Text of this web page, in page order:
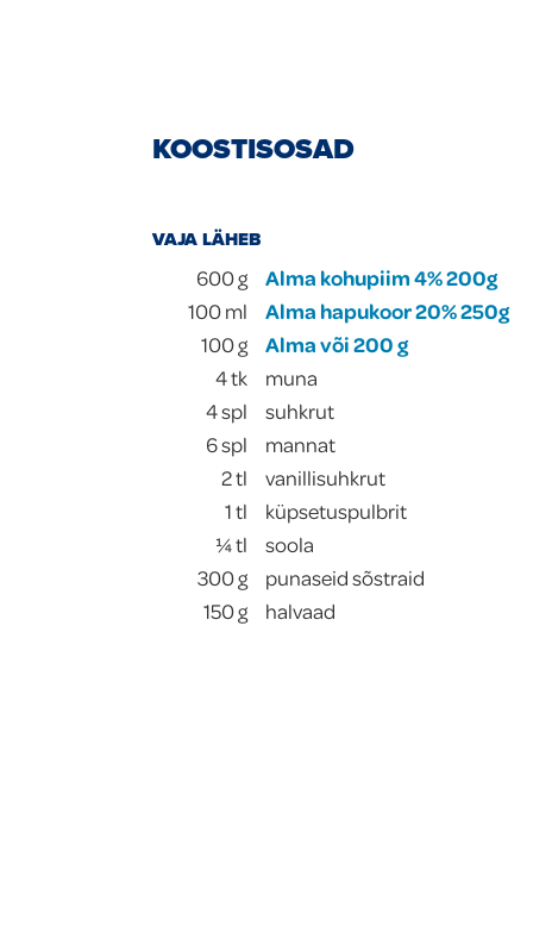
KOOSTISOSAD
VAJA LÄHEB
600g
Alma kohupiim 4% 200g
100ml
Alma hapukoor 20% 250g
100g
Alma või 200 g
4tk
muna
4spl
suhkrut
6spl
mannat
2tl
vanillisuhkrut
1tl
küpsetuspulbrit
¼tl
soola
300g
punaseid sõstraid
150g halvaad